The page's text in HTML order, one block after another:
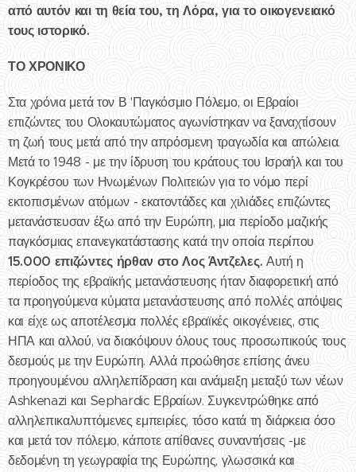
από αυτόν και τη θεία του, τη Λόρα, για το οικογενειακό
τους ιστορικό.
ΤΟ ΧΡΟΝΙΚΟ
Στα χρόνια μετά τον Β 'Παγκόσμιο Πόλεμο, οι Εβραίοι
επιζώντες του Ολοκαυτώματος αγωνίστηκαν να ξαναχτίσουν
τη ζωή τους μετά από την απρόσμενη τραγωδία και απώλεια.
Μετά το 1948 - με την ίδρυση του κράτους του Ισραήλ και του
Κογκρέσου των Ηνωμένων Πολιτειών για το νόμο περί
εκτοπισμένων ατόμων - εκατοντάδες και χιλιάδες επιζώντες
μετανάστευσαν έξω από την Ευρώπη, μια περίοδο μαζικής
παγκόσμιας επανεγκατάστασης κατά την οποία περίπου
15.000 επιζώντες ήρθαν στο Λος Άντζελες. Αυτή η
περίοδος της εβραϊκής μετανάστευσης ήταν διαφορετική από
τα προηγούμενα κύματα μετανάστευσης από πολλές απόψεις
και είχε ως αποτέλεσμα πολλές εβραϊκές οικογένειες, στις
ΗΠΑ και αλλού, να διακόψουν όλους τους προσωπικούς τους
δεσμούς με την Ευρώπη. Αλλά προώθησε επίσης άνευ
προηγουμένου αλληλεπίδραση και ανάμειξη μεταξύ των νέων
Ashkenazi και Sephardic Εβραίων. Συγκεντρώθηκε από
αλληλεπικαλυπτόμενες εμπειρίες, τόσο κατά τη διάρκεια όσο
και μετά τον πόλεμο, κάποτε απίθανες συναντήσεις -με
δεδομένη τη γεωγραφία της Ευρώπης, γλωσσικά και